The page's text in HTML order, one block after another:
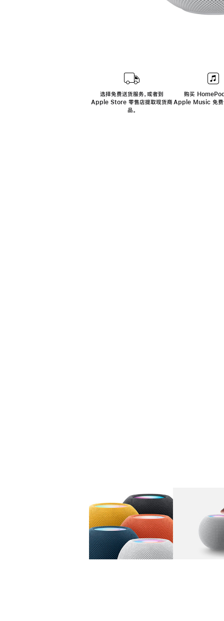
选择免费送货服务，或者到
Apple Store 零售店提取现货商
品。
购买
Apple Music 免费
图库 图像 1